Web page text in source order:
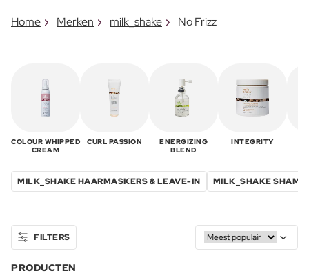
Home Merken milk_shake No Frizz
COLOUR WHIPPED
CREAM
CURL PASSION
ENERGIZING
BLEND
INTEGRITY
MILK_SHAKE HAARMASKERS & LEAVE-IN MILK_SHAKE
FILTERS
PRODUCTEN